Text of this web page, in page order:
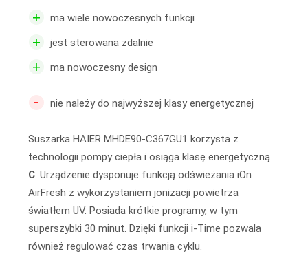
+ ma wiele nowoczesnych funkcji
+ jest sterowana zdalnie
+ ma nowoczesny design
- nie należy do najwyższej klasy energetycznej
Suszarka HAIER MHDE90-C367GU1 korzysta z
technologii pompy ciepła i osiąga klasę energetyczną
C. Urządzenie dysponuje funkcją odświeżania iOn
AirFresh z wykorzystaniem jonizacji powietrza
światłem UV. Posiada krótkie programy, w tym
superszybki 30 minut. Dzięki funkcji i-Time pozwala
również regulować czas trwania cyklu.